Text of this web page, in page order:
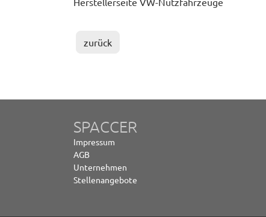
zurück
SPACCER
Impressum
AGB
Unternehmen
Stellenangebote